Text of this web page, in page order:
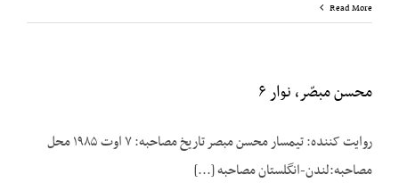
Read More
محسن مبصّر، نوار ۶
روایت کننده: تیمسار محسن مبصر تاریخ مصاحبه: ۷ اوت ۱۹۸۵ محل
مصاحبه:لندن-انگلستان مصاحبه [...]